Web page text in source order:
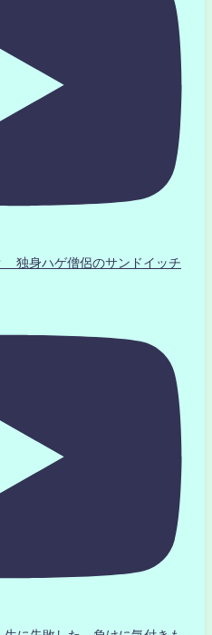
独身ハゲ僧侶のサンドイッチ